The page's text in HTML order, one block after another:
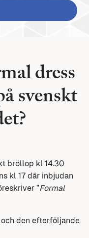
dress
svenskt
bröllop kl 14.30
kl 17 där inbjudan
”Formal
den efterföljande